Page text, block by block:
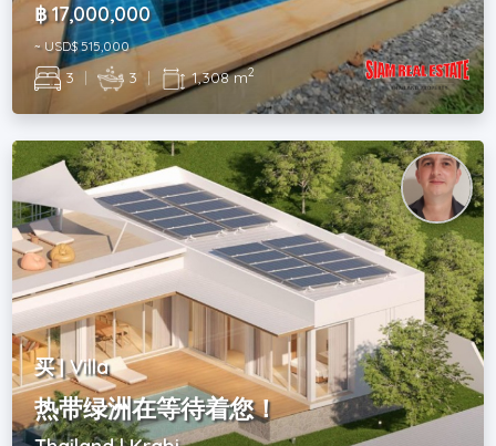
฿ 17,000,000
~ USD$ 515,000
3 | 3 | 1,308 m2
买 | Villa
热带绿洲在等待着您！